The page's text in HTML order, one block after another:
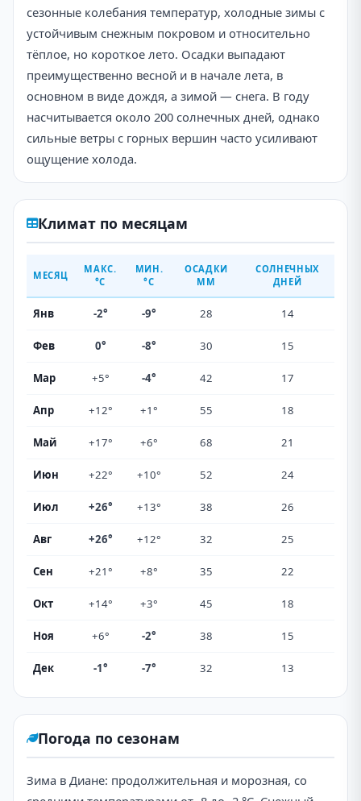
сезонные колебания температур, холодные зимы с
устойчивым снежным покровом и относительно
тёплое, но короткое лето. Осадки выпадают
преимущественно весной и в начале лета, в
основном в виде дождя, а зимой — снега. В году
насчитывается около 200 солнечных дней, однако
сильные ветры с горных вершин часто усиливают
ощущение холода.
Климат по месяцам
МЕСЯЦ
МАКС.
°C
МИН.
°C
ОСАДКИ
ММ
СОЛНЕЧНЫХ
ДНЕЙ
Янв -2° -9° 28 14
Фев 0° -8° 30 15
Мар +5° -4° 42 17
Апр +12° +1° 55 18
Май +17° +6° 68 21
Июн +22° +10° 52 24
Июл +26° +13° 38 26
Авг +26° +12° 32 25
Сен +21° +8° 35 22
Окт +14° +3° 45 18
Ноя +6° -2° 38 15
Дек -1° -7° 32 13
Погода по сезонам
Зима в Диане: продолжительная и морозная, со